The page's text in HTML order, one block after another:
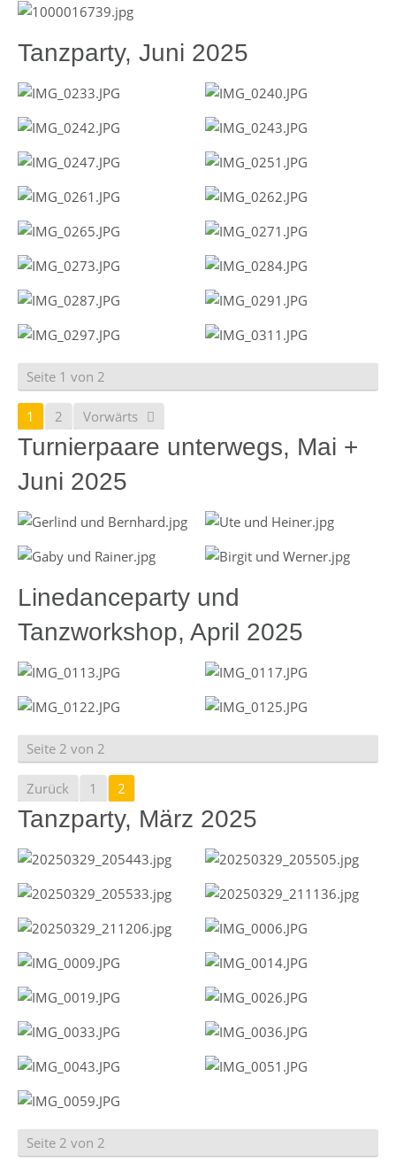
Tanzparty, Juni 2025
Seite 1 von 2
1 2 Vorwärts
Turnierpaare unterwegs, Mai +
Juni 2025
Linedanceparty und
Tanzworkshop, April 2025
Seite 2 von 2
Zurück 1 2
Tanzparty, März 2025
Seite 2 von 2